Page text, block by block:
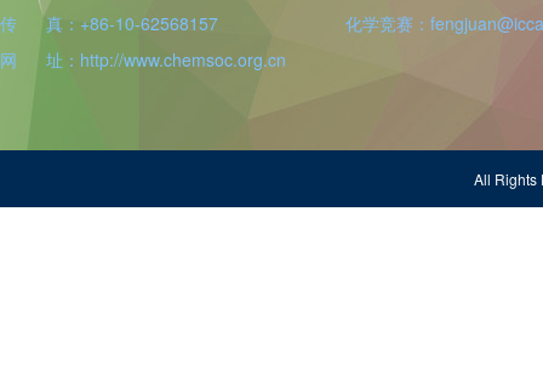
传 真：+86-10-62568157
网 址：http://www.chemsoc.org.cn
化学竞赛：
All Rights